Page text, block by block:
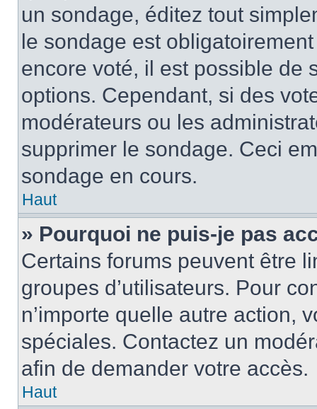
un sondage, éditez tout
le sondage est
encore voté, il est possible de
options. Cependant, si des
modérateurs ou les
supprimer le sondage. Ceci
sondage en cours.
Haut
» Pourquoi ne puis-je pas
Certains forums peuvent être
groupes d’utilisateurs. Pour
n’importe quelle autre action,
spéciales. Contactez un
afin de demander votre accès.
Haut